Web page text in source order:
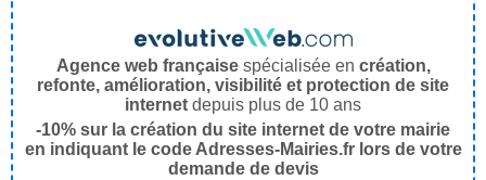
Agence web françaisespécialisée en création,
refonte, amélioration, visibilité et protection de site
internet depuis plus de 10 ans
-10% sur la création du site internet de votre mairie
en indiquant le code Adresses-Mairies.fr lors de votre
demande de devis